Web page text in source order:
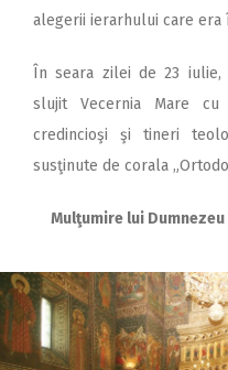
alegerii ierarhului care era
În seara zilei de 23 iulie,
slujit Vecernia Mare
credincioşi şi tineri
susţinute de corala
Mulţumire lui